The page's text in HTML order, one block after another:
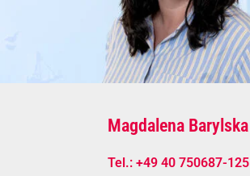
Magdalena Barylska
Tel.: +49 40 750687-125